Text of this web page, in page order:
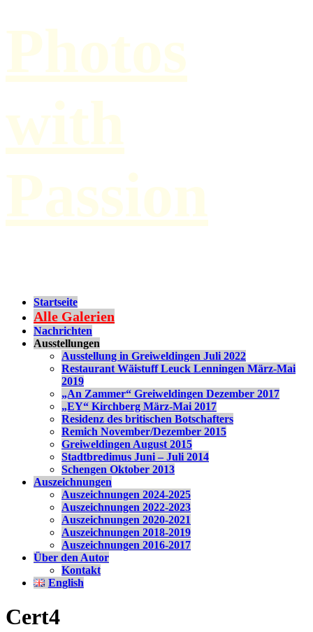
Photos
with
Passion
Startseite
Alle Galerien
Nachrichten
Ausstellungen
Ausstellung in Greiweldingen Juli 2022
Restaurant Wäistuff Leuck Lenningen März-Mai
2019
„An Zammer“ Greiweldingen Dezember 2017
„EY“ Kirchberg März-Mai 2017
Residenz des britischen Botschafters
Remich November/Dezember 2015
Greiweldingen August 2015
Stadtbredimus Juni – Juli 2014
Schengen Oktober 2013
Auszeichnungen
Auszeichnungen 2024-2025
Auszeichnungen 2022-2023
Auszeichnungen 2020-2021
Auszeichnungen 2018-2019
Auszeichnungen 2016-2017
Über den Autor
Kontakt
English
Cert4